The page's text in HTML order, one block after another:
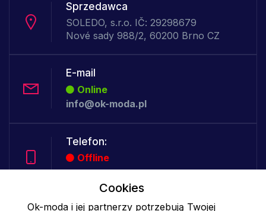
Sprzedawca
SOLEDO, s.r.o. IČ: 29298679
Nové sady 988/2, 60200 Brno CZ
E-mail
Online
info@ok-moda.pl
Telefon:
Offline
Cookies - szczegółowe ustawienia|Więcej informacji|
Cookies
Ok-moda i jej partnerzy potrzebują Twojej